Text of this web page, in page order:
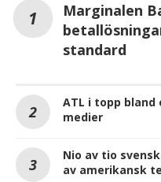
Marginalen
standard
ATL i topp bland
medier
Nio av tio
av amerikansk